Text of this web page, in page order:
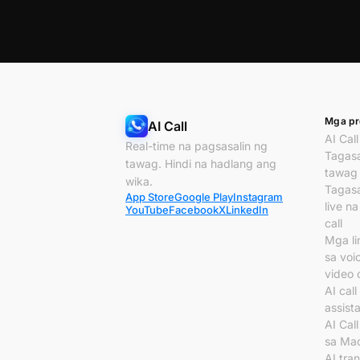
AI Call
Real-time na pagsasalin ng
tawag. Hindi na hadlang ang
wika.
App StoreGoogle PlayInstagram
YouTubeFacebookXLinkedIn
Mga
AI Call
tawag
live
call
Mga
sa
video
AI call
AI
sa